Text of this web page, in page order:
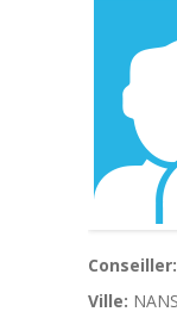
Conseiller:
Ville: